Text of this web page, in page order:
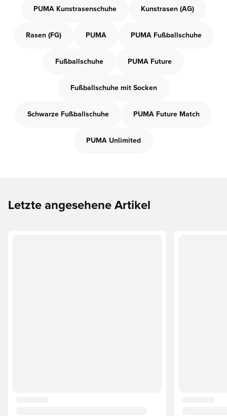
PUMA Kunstrasenschuhe Kunstrasen (AG)
Rasen (FG) PUMA PUMA Fußballschuhe
Fußballschuhe PUMA Future
Fußballschuhe mit Socken
Schwarze Fußballschuhe PUMA Future Match
PUMA Unlimited
Letzte angesehene Artikel